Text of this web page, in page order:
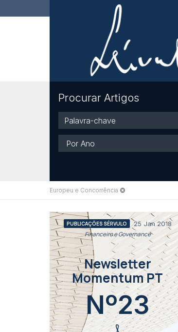
Procurar Artigos
Palavra-
chave
Ano
Europeu e Concorrência
PUBLICAÇÕES SÉRVULO 25 Jan 2018
Financeiro e Governance
Newsletter
Momentum PT
Nº23